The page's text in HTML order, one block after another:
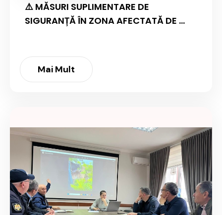
⚠️ MĂSURI SUPLIMENTARE DE
SIGURANȚĂ ÎN ZONA AFECTATĂ DE ...
Mai Mult